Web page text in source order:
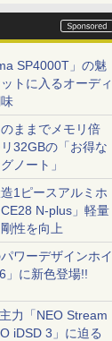
SP4000T」の魅
トに入るオーディ
ままでメモリ倍
32GBの「お得な
ノート」
1ピースアルミホ
N-plus」軽量
性を向上
ワーデザインホイ
」に新色登場!!
力「NEO Stream
iDSD 3」に迫る